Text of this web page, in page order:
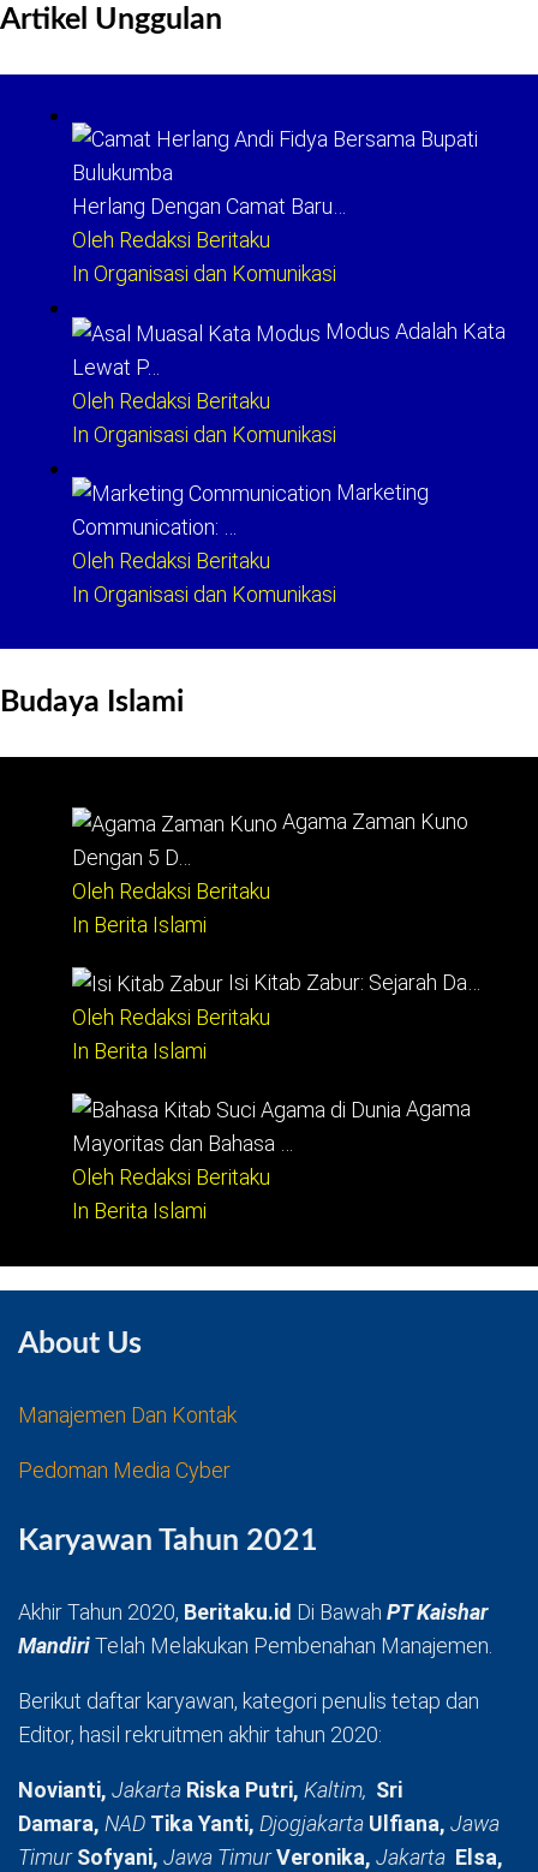
Artikel Unggulan
Herlang Dengan Camat Baru…
Oleh Redaksi Beritaku
In Organisasi dan Komunikasi
Modus Adalah Kata
Lewat P…
Oleh Redaksi Beritaku
In Organisasi dan Komunikasi
Marketing
Communication: …
Oleh Redaksi Beritaku
In Organisasi dan Komunikasi
Budaya Islami
Agama Zaman Kuno
Dengan 5 D…
Oleh Redaksi Beritaku
In Berita Islami
Isi Kitab Zabur: Sejarah Da…
Oleh Redaksi Beritaku
In Berita Islami
Agama
Mayoritas dan Bahasa …
Oleh Redaksi Beritaku
In Berita Islami
About Us
Manajemen Dan Kontak
Pedoman Media Cyber
Karyawan Tahun 2021
Akhir Tahun 2020, Beritaku.id Di Bawah PT Kaishar
MandiriTelah Melakukan Pembenahan Manajemen.
Berikut daftar karyawan, kategori penulis tetap dan
Editor, hasil rekruitmen akhir tahun 2020:
Novianti, Jakarta Riska Putri, Kaltim, Sri
Damara, NAD Tika Yanti, Djogjakarta Ulfiana, Jawa
TimurSofyani, Jawa TimurVeronika, Jakarta Elsa,